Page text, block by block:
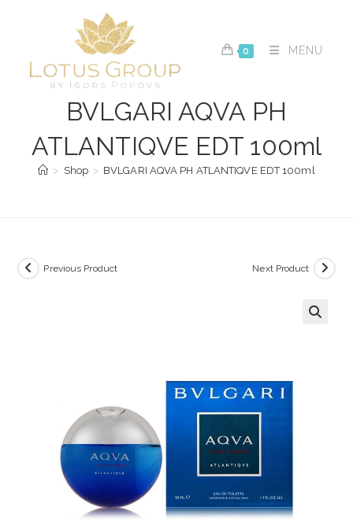
0 MENU
BVLGARI AQVA PH
ATLANTIQVE EDT 100ml
> Shop > BVLGARI AQVA PH ATLANTIQVE EDT 100ml
Previous Product Next Product